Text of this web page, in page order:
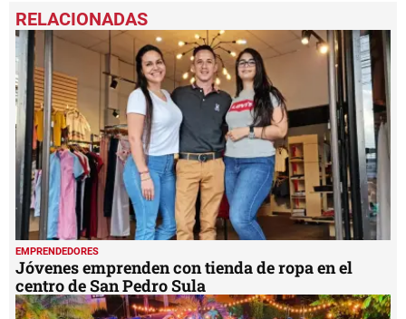
seconds
of
1
minute,
seconds
EMPRENDEDORES
Jóvenes emprenden con tienda de ropa en el
centro de San Pedro Sula